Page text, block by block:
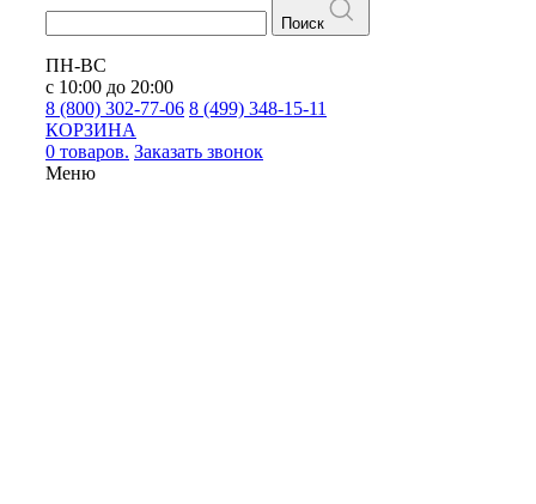
Поиск
ПН-ВС
с 10:00 до 20:00
8 (800) 302-77-06 8 (499) 348-15-11
КОРЗИНА
0 товаров. Заказать звонок
Меню